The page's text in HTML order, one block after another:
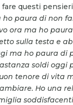
questi
ho paura di non
ora ma ho
sulla testa e
ma ho paura di
soldi oggi
tenore di vita
Ho una